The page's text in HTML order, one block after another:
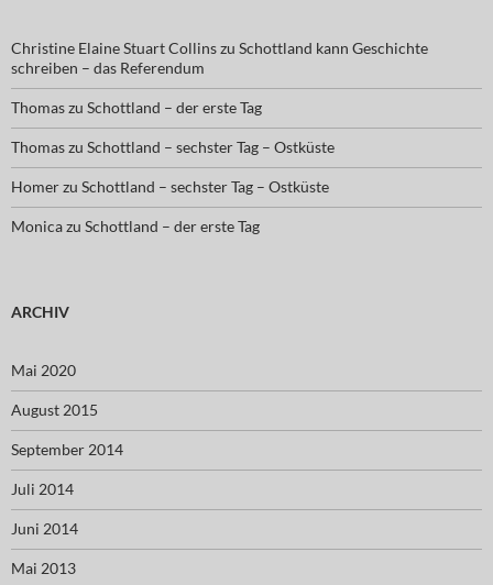
Christine Elaine Stuart Collinszu Schottland kann Geschichte
schreiben – das Referendum
Thomaszu Schottland – der erste Tag
Thomaszu Schottland – sechster Tag – Ostküste
Homerzu Schottland – sechster Tag – Ostküste
Monicazu Schottland – der erste Tag
ARCHIV
Mai 2020
August 2015
September 2014
Juli 2014
Juni 2014
Mai 2013